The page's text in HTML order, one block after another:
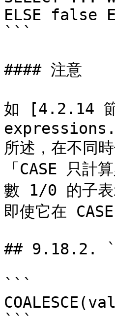
ELSE false
```
#### 注意
如 [4.2.14
所述，在不同
「CASE 只計
數 1/0 的子表
即使它在
## 9.18.2.
```
```